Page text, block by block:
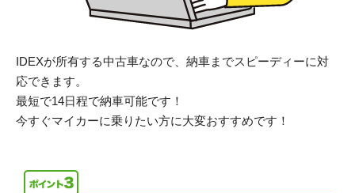
IDEXが所有する中古車なので、納車までスピーディーに対
応できます。
最短で14日程で納車可能です！
今すぐマイカーに乗りたい方に大変おすすめです！